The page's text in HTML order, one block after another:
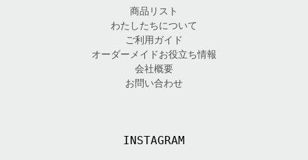
商品リスト
わたしたちについて
ご利用ガイド
オーダーメイドお役立ち情報
会社概要
お問い合わせ
INSTAGRAM